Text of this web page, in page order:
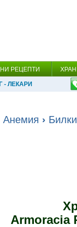
РЕЦЕПТИ
- ЛЕКАРИ
Анемия › Билки
Armoracia